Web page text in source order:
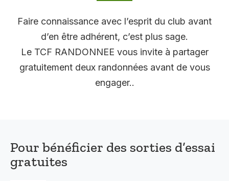
Faire connaissance avec l’esprit du club avant
d’en être adhérent, c’est plus sage.
Le TCF RANDONNEE vous invite à partager
gratuitement deux randonnées avant de vous
engager..
Pour bénéficier des sorties d’essai
gratuites